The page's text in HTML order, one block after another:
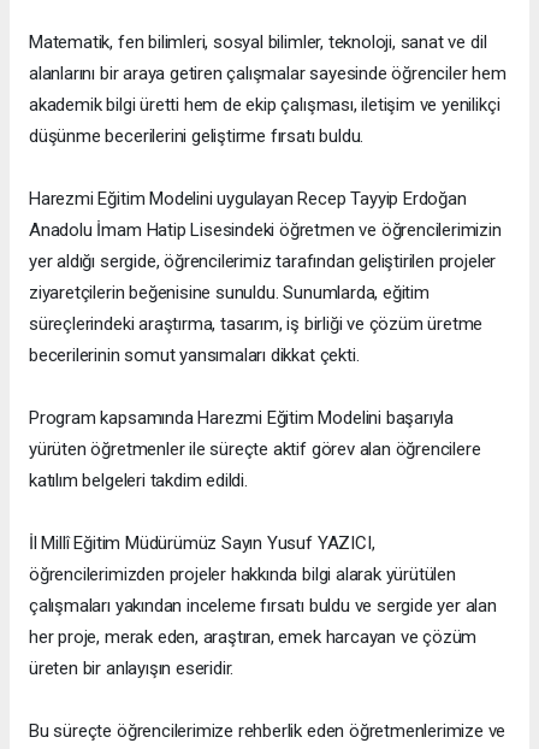
Matematik, fen bilimleri, sosyal bilimler, teknoloji, sanat ve dil
alanlarını bir araya getiren çalışmalar sayesinde öğrenciler hem
akademik bilgi üretti hem de ekip çalışması, iletişim ve yenilikçi
düşünme becerilerini geliştirme fırsatı buldu.
Harezmi Eğitim Modelini uygulayan Recep Tayyip Erdoğan
Anadolu İmam Hatip Lisesindeki öğretmen ve öğrencilerimizin
yer aldığı sergide, öğrencilerimiz tarafından geliştirilen projeler
ziyaretçilerin beğenisine sunuldu. Sunumlarda, eğitim
süreçlerindeki araştırma, tasarım, iş birliği ve çözüm üretme
becerilerinin somut yansımaları dikkat çekti.
Program kapsamında Harezmi Eğitim Modelini başarıyla
yürüten öğretmenler ile süreçte aktif görev alan öğrencilere
katılım belgeleri takdim edildi.
İl Millî Eğitim Müdürümüz Sayın Yusuf YAZICI,
öğrencilerimizden projeler hakkında bilgi alarak yürütülen
çalışmaları yakından inceleme fırsatı buldu ve sergide yer alan
her proje, merak eden, araştıran, emek harcayan ve çözüm
üreten bir anlayışın eseridir.
Bu süreçte öğrencilerimize rehberlik eden öğretmenlerimize ve